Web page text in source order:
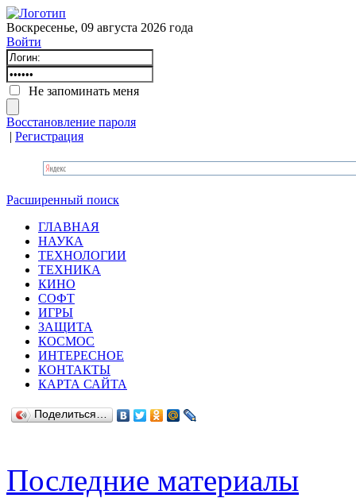
Воскресенье, 09 августа 2026 года
Войти
Не запоминать меня
Восстановление пароля
| Регистрация
Расширенный поиск
ГЛАВНАЯ
НАУКА
ТЕХНОЛОГИИ
ТЕХНИКА
КИНО
СОФТ
ИГРЫ
ЗАЩИТА
КОСМОС
ИНТЕРЕСНОЕ
КОНТАКТЫ
КАРТА САЙТА
Поделиться…
Последние материалы